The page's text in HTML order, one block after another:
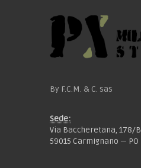
By F.C.M. & C. sas
Sede:
Via Baccheretana, 178/B
59015 Carmignano — PO